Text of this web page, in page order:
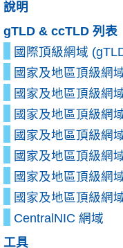
說明
gTLD & ccTLD 列表
國際頂級網域
國家及地區頂級網
國家及地區頂級網
國家及地區頂級網
國家及地區頂級網
國家及地區頂級網
國家及地區頂級網
國家及地區頂級網
CentralNIC 網域
工具